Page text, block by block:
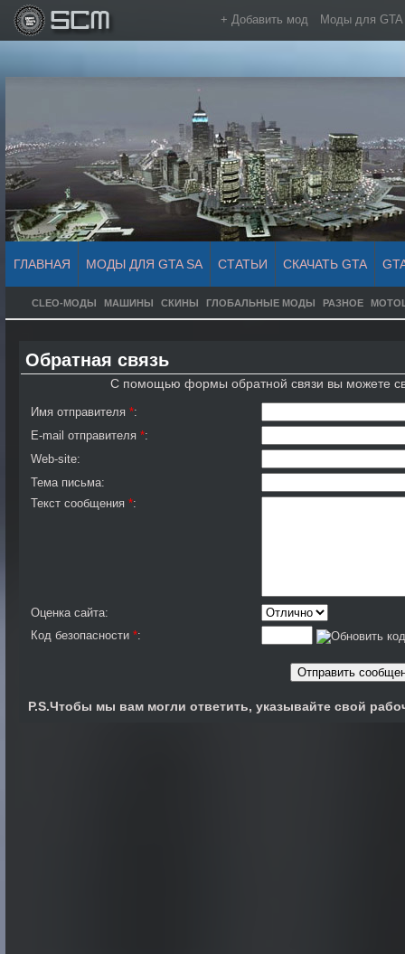
+ Добавить мод Моды для GTA
ГЛАВНАЯ МОДЫ ДЛЯ GTA SA СТАТЬИ СКАЧАТЬ GTA
CLEO-МОДЫ МАШИНЫ СКИНЫ ГЛОБАЛЬНЫЕ МОДЫ РАЗНОЕ
Обратная связь
С помощью формы обратной связи вы можете
Имя отправителя *:
E-mail отправителя *:
Web-site:
Тема письма:
Текст сообщения *:
Оценка сайта:
Код безопасности *:
P.S.Чтобы мы вам могли ответить, указывайте свой